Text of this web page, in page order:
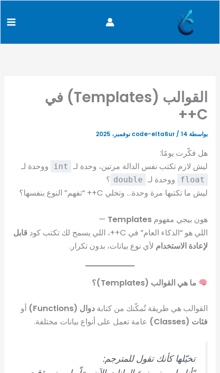
القوالب (Templates) في
C++
بواسطة code-elta6ur / 14 نوفمبر، 2025
هل فكّرت يومًا:
ليش لازم تكتب نفس الدالة مرتين، وحدة لـ
int ووحدة لـ
float ووحدة لـ double ؟
ليش ما تكتبها مرة وحدة… وتخلي C++ “تفهم” النوع بنفسها؟
هون بيجي مفهومTemplates
—
اللي هو “الذكاء العام” في C++، اللي يسمح لك تكتب كود
قابل
لإعادة الاستخدام لأي نوع بيانات، بدون تكرار.
ما هي القوالب (Templates)؟
القوالب هي طريقة تُمكّنك من كتابةدوال (Functions)
أو
فئات (Classes)
عامة تعمل على أنواع بيانات مختلفة.
تخيّلها كأنك تقول للمترجم:
بريدك
الإلكتروني...